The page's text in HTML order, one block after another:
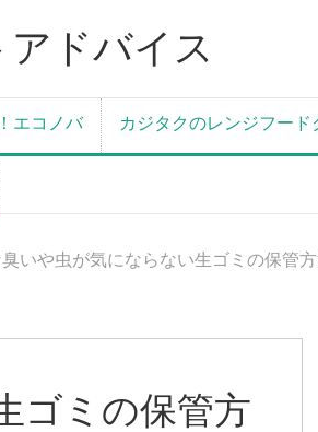
ドバイス
エコノバ カジタクのレンジフード
いや虫が気にならない生ゴミの保管
ゴミの保管方